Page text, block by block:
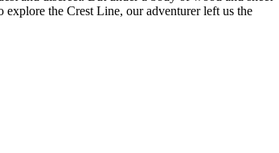
the Crest Line, our adventurer left us the